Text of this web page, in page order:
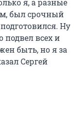
я, а разные
был срочный
Ну
подвел всех и
быть, но я за
Сергей